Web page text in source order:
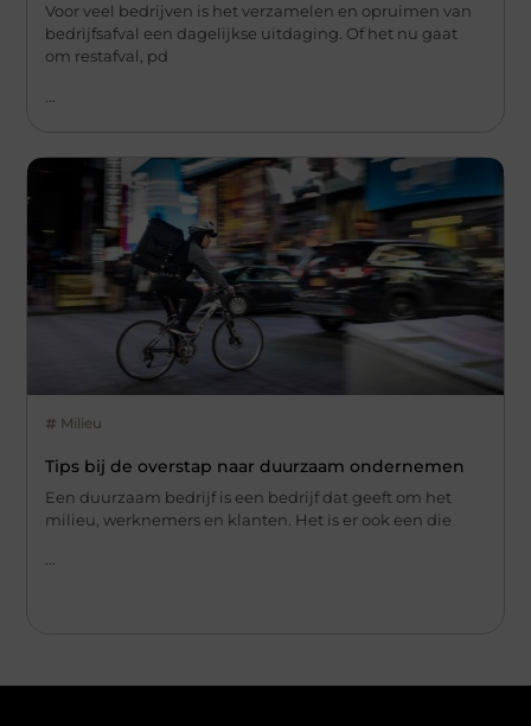
Voor veel bedrijven is het verzamelen en opruimen van
bedrijfsafval een dagelijkse uitdaging. Of het nu gaat
om restafval, pd
Milieu
Tips bij de overstap naar duurzaam ondernemen
Een duurzaam bedrijf is een bedrijf dat geeft om het
milieu, werknemers en klanten. Het is er ook een die